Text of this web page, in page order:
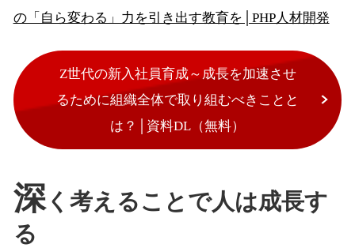
の「自ら変わる」力を引き出す教育を│PHP人材開発
Z世代の新入社員育成～成長を加速させ
るために組織全体で取り組むべきことと
は？│資料DL（無料）
深く考えることで人は成長す
る